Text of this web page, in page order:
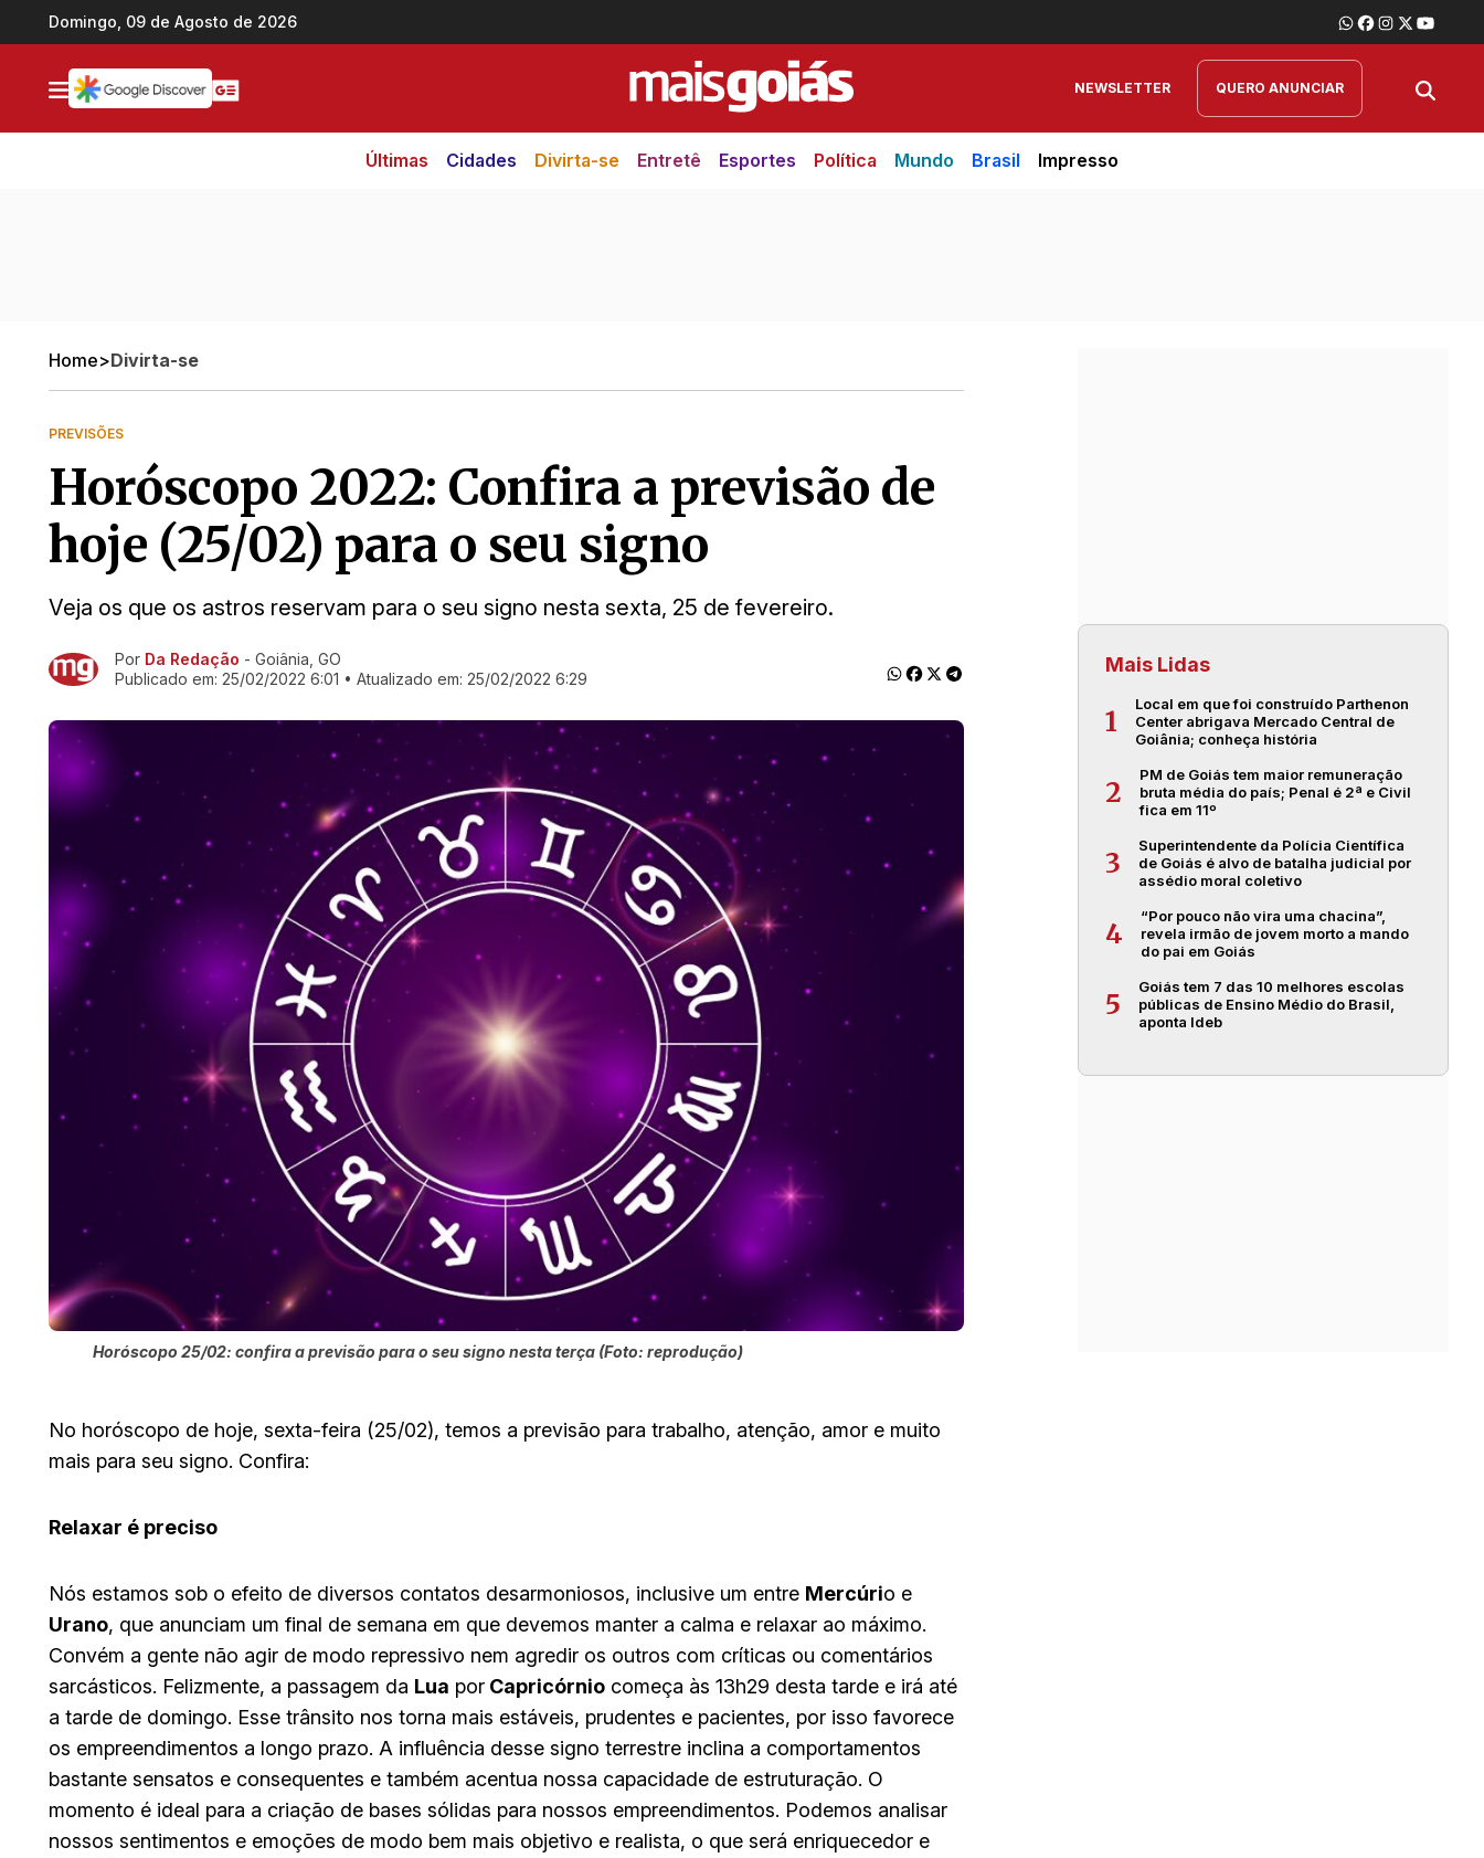
Ir direto pro conteúdo
Domingo, 09 de Agosto de 2026
NEWSLETTER QUERO ANUNCIAR
Últimas Cidades Divirta-se Entretê Esportes Política Mundo Brasil Impresso
Home>Divirta-se
PREVISÕES
Horóscopo 2022: Confira a previsão de
hoje (25/02) para o seu signo
Veja os que os astros reservam para o seu signo nesta sexta, 25 de fevereiro.
Ir direto pra matéria
Por Da Redação - Goiânia, GO
Publicado em: 25/02/2022 6:01 • Atualizado em: 25/02/2022 6:29
Horóscopo 25/02: confira a previsão para o seu signo nesta terça (Foto: reprodução)
No horóscopo de hoje, sexta-feira (25/02), temos a previsão para trabalho, atenção, amor e muito
mais para seu signo. Confira:
Relaxar é preciso
Nós estamos sob o efeito de diversos contatos desarmoniosos, inclusive um entre Mercúrio e
Urano, que anunciam um final de semana em que devemos manter a calma e relaxar ao máximo.
Convém a gente não agir de modo repressivo nem agredir os outros com críticas ou comentários
sarcásticos. Felizmente, a passagem da Lua por Capricórnio começa às 13h29 desta tarde e irá até
a tarde de domingo. Esse trânsito nos torna mais estáveis, prudentes e pacientes, por isso favorece
os empreendimentos a longo prazo. A influência desse signo terrestre inclina a comportamentos
bastante sensatos e consequentes e também acentua nossa capacidade de estruturação. O
momento é ideal para a criação de bases sólidas para nossos empreendimentos. Podemos analisar
nossos sentimentos e emoções de modo bem mais objetivo e realista, o que será enriquecedor e
Mais Lidas
1
Local em que foi construído Parthenon
Center abrigava Mercado Central de
Goiânia; conheça história
2
PM de Goiás tem maior remuneração
bruta média do país; Penal é 2ª e Civil
fica em 11º
3
Superintendente da Polícia Científica
de Goiás é alvo de batalha judicial por
assédio moral coletivo
4
“Por pouco não vira uma chacina”,
revela irmão de jovem morto a mando
do pai em Goiás
5
Goiás tem 7 das 10 melhores escolas
públicas de Ensino Médio do Brasil,
aponta Ideb